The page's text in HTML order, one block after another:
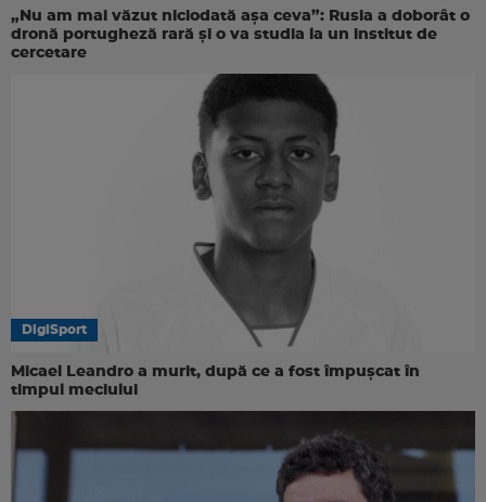
„Nu am mai văzut niciodată așa ceva”: Rusia a doborât o
dronă portugheză rară și o va studia la un institut de
cercetare
DigiSport
Micael Leandro a murit, după ce a fost împușcat în
timpul meciului